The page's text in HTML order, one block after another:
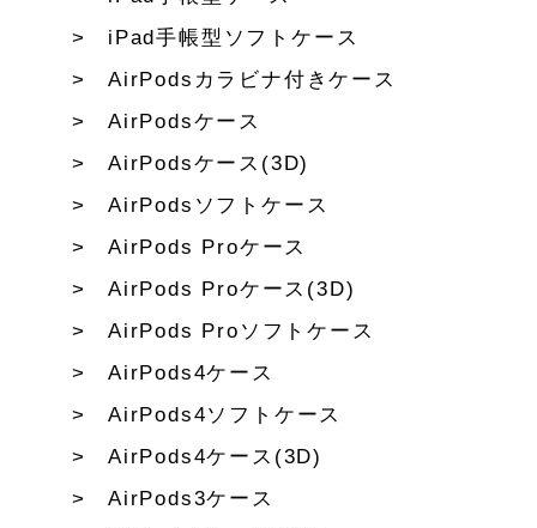
iPad手帳型ソフトケース
AirPodsカラビナ付きケース
AirPodsケース
AirPodsケース(3D)
AirPodsソフトケース
AirPods Proケース
AirPods Proケース(3D)
AirPods Proソフトケース
AirPods4ケース
AirPods4ソフトケース
AirPods4ケース(3D)
AirPods3ケース